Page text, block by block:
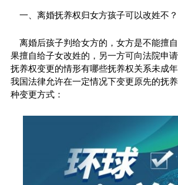
一、离婚抚养权归女方孩子可以改姓不？
离婚后孩子判给女方的，女方是不能擅
果擅自给子女改姓的，另一方可向法院申
抚养权变更的情形有哪些抚养权关系未成
我国法律允许在一定情况下变更原先的抚
种变更方式：